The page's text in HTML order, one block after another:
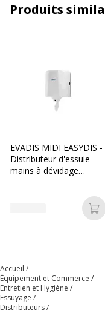
Données
Données
Marque
Produits
EVADIS MIDI EASYDIS -
Distributeur d'essuie-
mains à dévidage
Accueil
Équipement et Commerce
Entretien et Hygiène
Essuyage
Distributeurs